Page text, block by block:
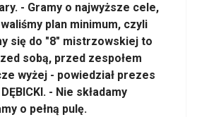
- Gramy o najwyższe cele,
plan minimum, czyli
się do "8" mistrzowskiej to
sobą, przed zespołem
wyżej - powiedział prezes
- Nie składamy
o pełną pulę.